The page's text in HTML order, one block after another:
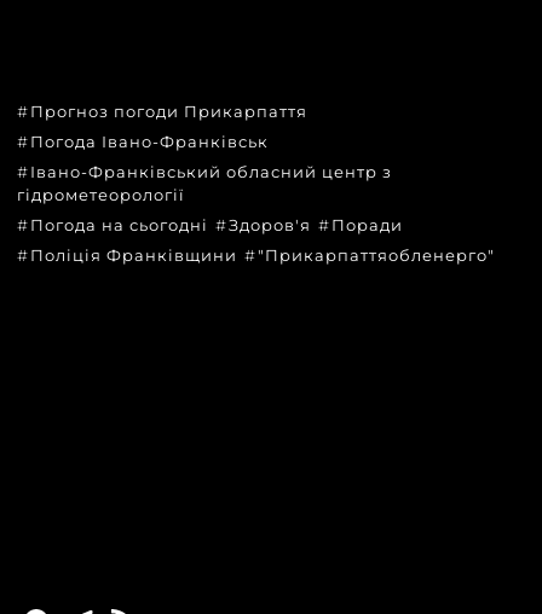
Прогноз погоди Прикарпаття
Погода Івано-Франківськ
Івано-Франківський обласний центр з
гідрометеорології
Погода на сьогодні
Здоров'я
Поради
Поліція Франківщини
"Прикарпаттяобленерго"